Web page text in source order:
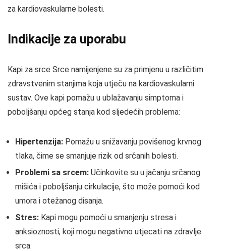
za kardiovaskularne bolesti.
Indikacije za uporabu
Kapi za srce Srce namijenjene su za primjenu u različitim
zdravstvenim stanjima koja utječu na kardiovaskularni
sustav. Ove kapi pomažu u ublažavanju simptoma i
poboljšanju općeg stanja kod sljedećih problema:
Hipertenzija: Pomažu u snižavanju povišenog krvnog
tlaka, čime se smanjuje rizik od srčanih bolesti.
Problemi sa srcem: Učinkovite su u jačanju srčanog
mišića i poboljšanju cirkulacije, što može pomoći kod
umora i otežanog disanja.
Stres: Kapi mogu pomoći u smanjenju stresa i
anksioznosti, koji mogu negativno utjecati na zdravlje
srca.